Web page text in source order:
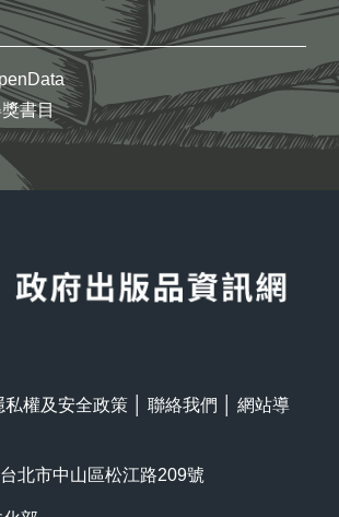
書目
私權及安全政策 聯絡我們
網站導
北市中山區松江路209號